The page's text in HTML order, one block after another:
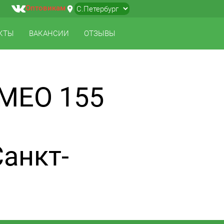
Оптовикамlocation_on ▼
ВАКАНСИИ ОТЗЫВЫ
155